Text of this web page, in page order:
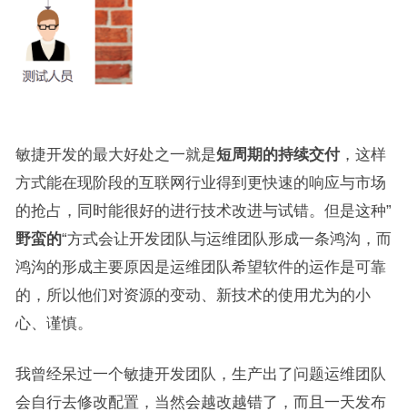
敏捷开发的最大好处之一就是短周期的持续交付，这样
方式能在现阶段的互联网行业得到更快速的响应与市场
的抢占，同时能很好的进行技术改进与试错。但是这种”
野蛮的“方式会让开发团队与运维团队形成一条鸿沟，而
鸿沟的形成主要原因是运维团队希望软件的运作是可靠
的，所以他们对资源的变动、新技术的使用尤为的小
心、谨慎。
我曾经呆过一个敏捷开发团队，生产出了问题运维团队
会自行去修改配置，当然会越改越错了，而且一天发布